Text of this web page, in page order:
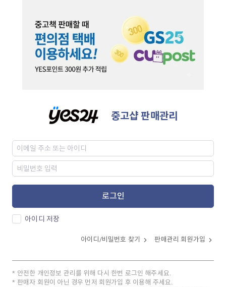
중고샵 판매관리
로그인
아이디 저장
아이디/비밀번호 찾기 판매관리 회원가입
안전한 개인정보 관리를 위해 다시 한번 로그인 해주세요.
판매자 회원이 아닌 경우 먼저 회원가입 후 이용해 주세요.